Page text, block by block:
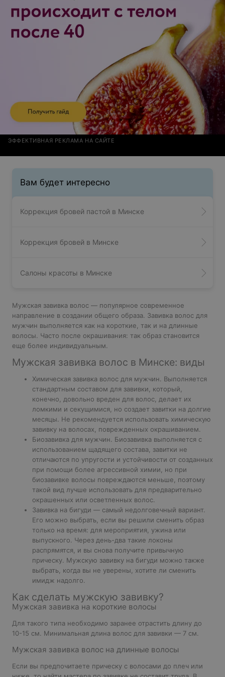
подчеркнуть мою индивидуальность; 3) в невероятном
настроении, уверенная,что впервые встретила
настоящего профессионала, который не то, что стоит
денег,а стоит гараздо больших денег!Спасибо,
ЭФФЕКТИВНАЯ РЕКЛАМА НА САЙТЕ
Вам будет интересно
Коррекция бровей пастой в Минске
Коррекция бровей в Минске
Салоны красоты в Минске
Мужская завивка волос — популярное современное
направление в создании общего образа. Завивка волос для
мужчин выполняется как на короткие, так и на длинные
волосы. Часто после окрашивания: так образ становится
еще более индивидуальным.
Мужская завивка волос в Минске: виды
Химическая завивка волос для мужчин. Выполняется
стандартным составом для завивки, который,
конечно, довольно вреден для волос, делает их
ломкими и секущимися, но создает завитки на долгие
месяцы. Не рекомендуется использовать химическую
завивку на волосах, поврежденных окрашиванием.
Биозавивка для мужчин. Биозавивка выполняется с
использованием щадящего состава, завитки не
отличаются по упругости и устойчивости от созданных
при помощи более агрессивной химии, но при
биозавивке волосы повреждаются меньше, поэтому
такой вид лучше использовать для предварительно
окрашенных или осветленных волос.
Завивка на бигуди — самый недолговечный вариант.
Его можно выбрать, если вы решили сменить образ
только на время: для мероприятия, ужина или
выпускного. Через день-два такие локоны
распрямятся, и вы снова получите привычную
прическу. Мужскую завивку на бигуди можно также
выбрать, когда вы не уверены, хотите ли сменить
имидж надолго.
Как сделать мужскую завивку?
Мужская завивка на короткие волосы
Для такого типа необходимо заранее отрастить длину до
10-15 см. Минимальная длина волос для завивки — 7 см.
Мужская завивка волос на длинные волосы
Если вы предпочитаете прическу с волосами до плеч или